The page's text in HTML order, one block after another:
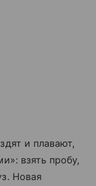
и плавают,
взять пробу,
Новая